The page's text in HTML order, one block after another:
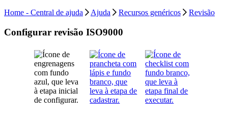
Home - Central de ajuda
Ajuda Recursos genéricos Revisão
Configurar revisão ISO9000